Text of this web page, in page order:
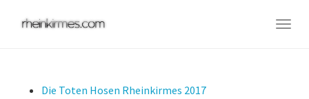
Die Toten Hosen Rheinkirmes 2017